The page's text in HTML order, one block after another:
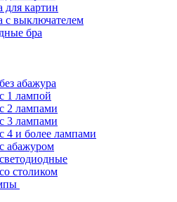
для картин
с выключателем
бра
абажура
1 лампой
2 лампами
3 лампами
4 и более лампами
абажуром
столиком